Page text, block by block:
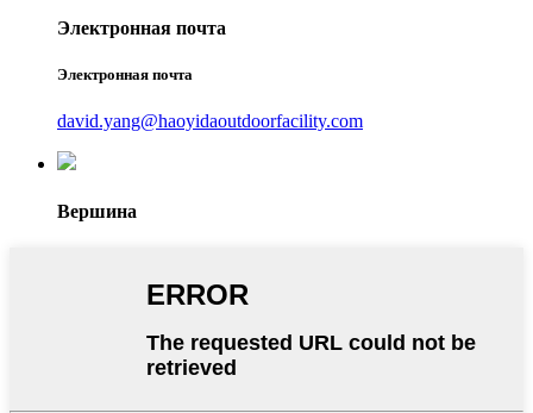
Электронная почта
Электронная почта
david.yang@haoyidaoutdoorfacility.com
Вершина